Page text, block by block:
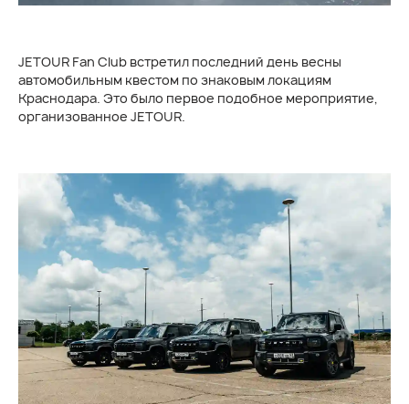
JETOUR Fan Club встретил последний день весны
автомобильным квестом по знаковым локациям
Краснодара. Это было первое подобное мероприятие,
организованное JETOUR.